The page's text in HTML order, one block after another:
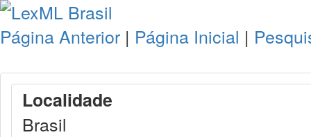
Página Anterior | Página Inicial |
Localidade
Brasil